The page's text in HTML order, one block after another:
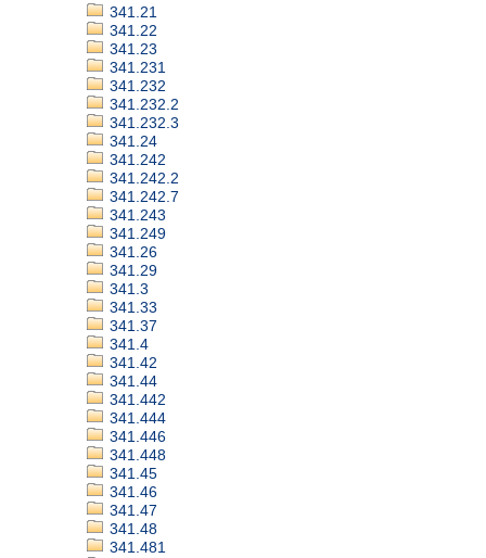
341.21
341.22
341.23
341.231
341.232
341.232.2
341.232.3
341.24
341.242
341.242.2
341.242.7
341.243
341.249
341.26
341.29
341.3
341.33
341.37
341.4
341.42
341.44
341.442
341.444
341.446
341.448
341.45
341.46
341.47
341.48
341.481